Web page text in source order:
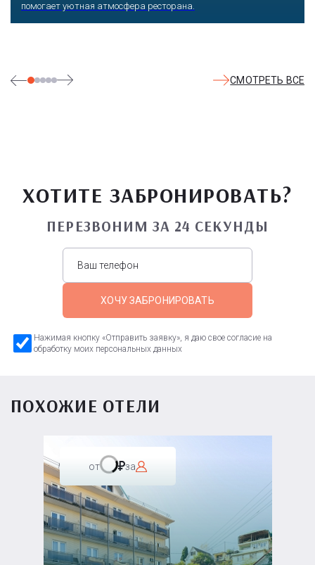
помогает уютная атмосфера ресторана.
СМОТРЕТЬ ВСЕ
ХОТИТЕ ЗАБРОНИРОВАТЬ?
ПЕРЕЗВОНИМ ЗА 24 СЕКУНДЫ
ХОЧУ ЗАБРОНИРОВАТЬ
Нажимая кнопку «Отправить заявку», я даю свое согласие на
обработку моих персональных данных
ПОХОЖИЕ ОТЕЛИ
от за